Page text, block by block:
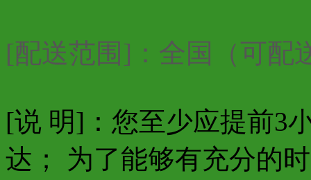
[配送范围]：全国（可配
[说 明]：您至少应提前3
达； 为了能够有充分的